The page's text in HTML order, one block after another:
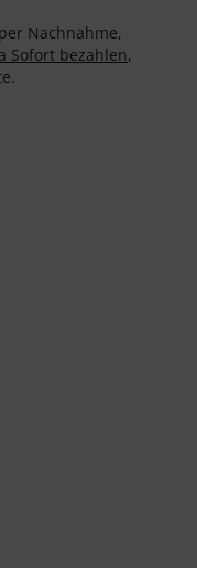
Nachnahme,
Sofort bezahlen,